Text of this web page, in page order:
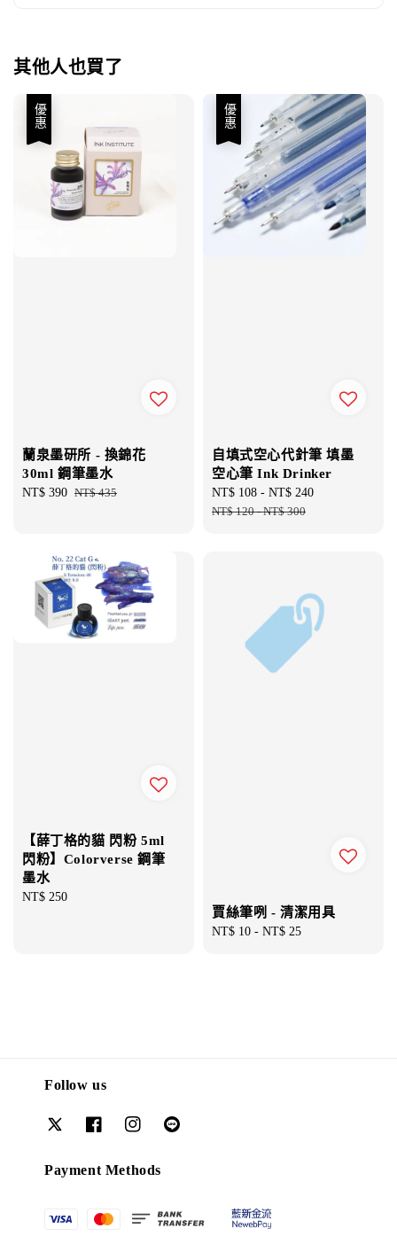
其他人也買了
優惠
蘭泉墨研所 - 換錦花
30ml 鋼筆墨水
Sale
NT$ 390 Regular
NT$ 435
優惠
自填式空心代針筆 填墨
空心筆 Ink Drinker
Sale
price
NT$ 108 - NT$ 240
NT$ 120-NT$ 300
【薛丁格的貓 閃粉 5ml
閃粉】Colorverse 鋼筆
墨水
Regular
NT$ 250
賈絲筆咧 - 清潔用具
Regular
NT$ 10 - NT$ 25
Follow us
Payment Methods